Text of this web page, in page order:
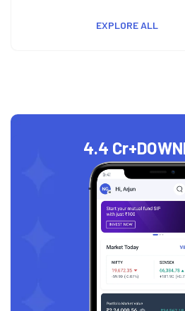
EXPLORE ALL
4.4 Cr+